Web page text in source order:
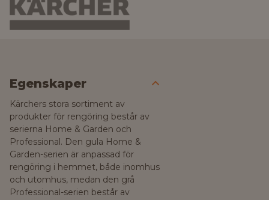
Egenskaper
Kärchers stora sortiment av
produkter för rengöring består av
serierna Home & Garden och
Professional. Den gula Home &
Garden-serien är anpassad för
rengöring i hemmet, både inomhus
och utomhus, medan den grå
Professional-serien består av